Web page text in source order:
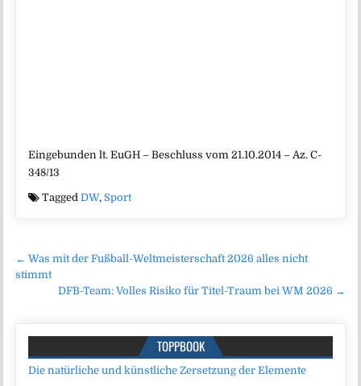
Eingebunden lt. EuGH – Beschluss vom 21.10.2014 – Az. C-
348/13
TaggedDW,Sport
Beitragsnavigation
← Was mit der Fußball-Weltmeisterschaft 2026 alles nicht
stimmt
DFB-Team: Volles Risiko für Titel-Traum bei WM 2026 →
TOPPBOOK
Die natürliche und künstliche Zersetzung der Elemente